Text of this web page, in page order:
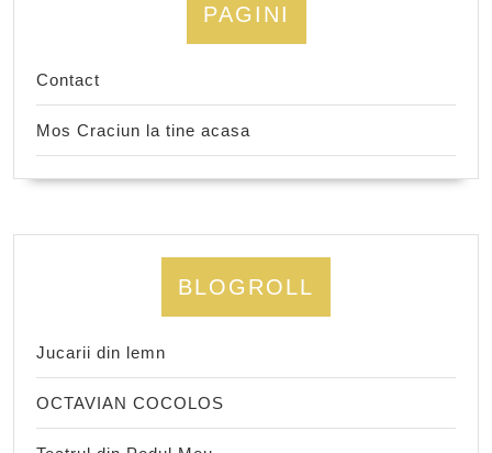
PAGINI
Contact
Mos Craciun la tine acasa
BLOGROLL
Jucarii din lemn
OCTAVIAN COCOLOS